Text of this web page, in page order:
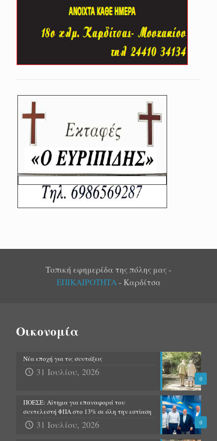
Τοπική εφημερίδα της πόλης μας -
ΕΠΙΚΑΙΡΟΤΗΤΑ- Καρδίτσα
Οικονομία
0
Νέα εποχή για τις συντάξεις
31 Ιουλίου, 2026
0
ΠΟΕΣΕ: Αίτημα για επαναφορά του
συντελεστή ΦΠΑ στο 13% σε όλη την εστίαση
31 Ιουλίου, 2026